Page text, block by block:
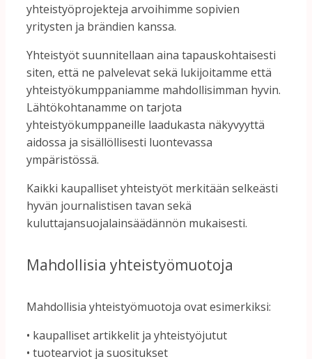
yhteistyöprojekteja arvoihimme sopivien
yritysten ja brändien kanssa.
Yhteistyötsuunnitellaan aina tapauskohtaisesti
siten, että ne palvelevatsekä lukijoitamme että
yhteistyökumppaniamme mahdollisimman hyvin.
Lähtökohtanamme on tarjota
yhteistyökumppaneille laadukasta näkyvyyttä
aidossa ja sisällöllisesti luontevassa
ympäristössä.
Kaikki kaupallisetyhteistyöt merkitään selkeästi
hyvän journalistisen tavan sekä
kuluttajansuojalainsäädännön mukaisesti.
Mahdollisia yhteistyömuotoja
Mahdollisia yhteistyömuotoja ovatesimerkiksi:
• kaupallisetartikkelit ja yhteistyöjutut
• tuotearviot ja suositukset